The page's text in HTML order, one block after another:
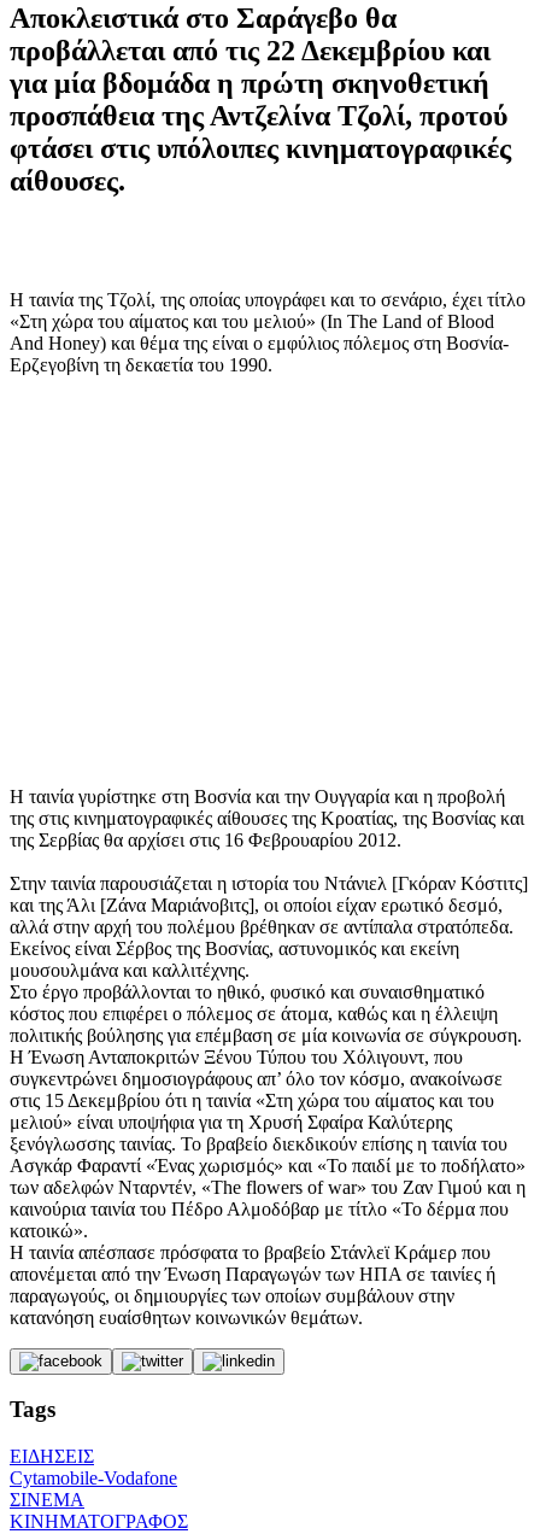
Αποκλειστικά στο Σαράγεβο θα
προβάλλεται από τις 22 Δεκεμβρίου και
για μία βδομάδα η πρώτη σκηνοθετική
προσπάθεια της Αντζελίνα Τζολί, προτού
φτάσει στις υπόλοιπες κινηματογραφικές
αίθουσες.
Η ταινία της Τζολί, της οποίας υπογράφει και το σενάριο, έχει τίτλο
«Στη χώρα του αίματος και του μελιού» (In The Land of Blood
And Honey) και θέμα της είναι ο εμφύλιος πόλεμος στη Βοσνία-
Ερζεγοβίνη τη δεκαετία του 1990.
Η ταινία γυρίστηκε στη Βοσνία και την Ουγγαρία και η προβολή
της στις κινηματογραφικές αίθουσες της Κροατίας, της Βοσνίας και
της Σερβίας θα αρχίσει στις 16 Φεβρουαρίου 2012.
Στην ταινία παρουσιάζεται η ιστορία του Ντάνιελ [Γκόραν Κόστιτς]
και της Άλι [Ζάνα Μαριάνοβιτς], οι οποίοι είχαν ερωτικό δεσμό,
αλλά στην αρχή του πολέμου βρέθηκαν σε αντίπαλα στρατόπεδα.
Εκείνος είναι Σέρβος της Βοσνίας, αστυνομικός και εκείνη
μουσουλμάνα και καλλιτέχνης.
Στο έργο προβάλλονται το ηθικό, φυσικό και συναισθηματικό
κόστος που επιφέρει ο πόλεμος σε άτομα, καθώς και η έλλειψη
πολιτικής βούλησης για επέμβαση σε μία κοινωνία σε σύγκρουση.
Η Ένωση Ανταποκριτών Ξένου Τύπου του Χόλιγουντ, που
συγκεντρώνει δημοσιογράφους απ’ όλο τον κόσμο, ανακοίνωσε
στις 15 Δεκεμβρίου ότι η ταινία «Στη χώρα του αίματος και του
μελιού» είναι υποψήφια για τη Χρυσή Σφαίρα Καλύτερης
ξενόγλωσσης ταινίας. Το βραβείο διεκδικούν επίσης η ταινία του
Ασγκάρ Φαραντί «Ένας χωρισμός» και «Το παιδί με το ποδήλατο»
των αδελφών Νταρντέν, «The flowers of war» του Ζαν Γιμού και η
καινούρια ταινία του Πέδρο Αλμοδόβαρ με τίτλο «Το δέρμα που
κατοικώ».
Η ταινία απέσπασε πρόσφατα το βραβείο Στάνλεϊ Κράμερ που
απονέμεται από την Ένωση Παραγωγών των ΗΠΑ σε ταινίες ή
παραγωγούς, οι δημιουργίες των οποίων συμβάλουν στην
κατανόηση ευαίσθητων κοινωνικών θεμάτων.
Tags
ΕΙΔΗΣΕΙΣ
Cytamobile-Vodafone
ΣΙΝΕΜΑ
ΚΙΝΗΜΑΤΟΓΡΑΦΟΣ